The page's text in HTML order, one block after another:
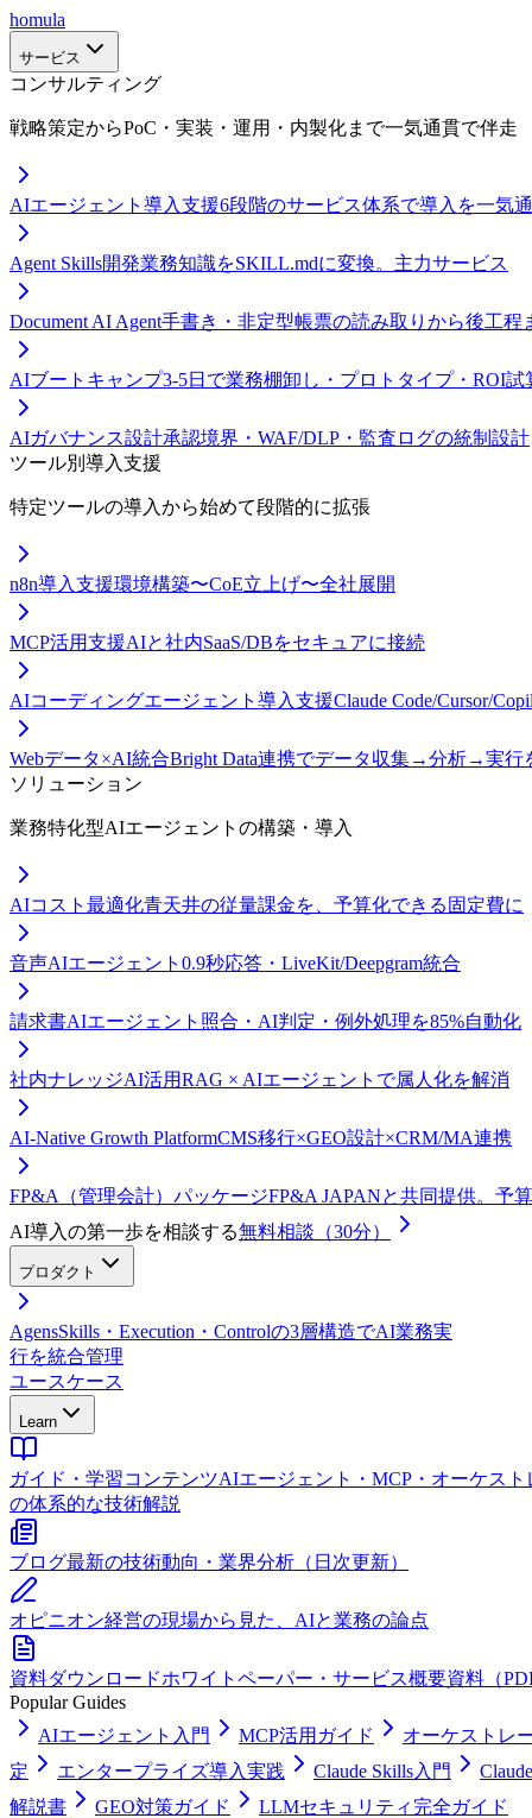
homula
サービス
コンサルティング
戦略策定からPoC・実装・運用・内製化まで一気通貫で伴走
AIエージェント導入支援6段階のサービス体系で導入を一気
Agent Skills開発業務知識をSKILL.mdに変換。主力サービス
Document AI Agent手書き・非定型帳票の読み取りから後工程
AIブートキャンプ3-5日で業務棚卸し・プロトタイプ・ROI試
AIガバナンス設計承認境界・WAF/DLP・監査ログの統制設計
ツール別導入支援
特定ツールの導入から始めて段階的に拡張
n8n導入支援環境構築〜CoE立上げ〜全社展開
MCP活用支援AIと社内SaaS/DBをセキュアに接続
AIコーディングエージェント導入支援Claude Code/Cursor/
Webデータ×AI統合Bright Data連携でデータ収集→分析→実行
ソリューション
業務特化型AIエージェントの構築・導入
AIコスト最適化青天井の従量課金を、予算化できる固定費に
音声AIエージェント 0.9秒応答・LiveKit/Deepgram統合
請求書AIエージェント 照合・AI判定・例外処理を85%自動化
社内ナレッジAI活用RAG × AIエージェントで属人化を解消
AI-Native Growth PlatformCMS移行×GEO設計×CRM/MA連携
FP&A（管理会計）パッケージFP&A JAPANと共同提供。予
AI導入の第一歩を相談する無料相談（30分）
プロダクト
AgensSkills・Execution・Controlの3層構造でAI業務実
行を統合管理
ユースケース
Learn
ガイド・学習コンテンツAIエージェント・MCP・オーケスト
の体系的な技術解説
ブログ最新の技術動向・業界分析（日次更新）
オピニオン経営の現場から見た、AIと業務の論点
資料ダウンロードホワイトペーパー・サービス概要資料（
Popular Guides
AIエージェント入門
MCP活用ガイド
オーケストレ
定
エンタープライズ導入実践 Claude Skills入門
解説書
GEO対策ガイド
LLMセキュリティ完全ガイド